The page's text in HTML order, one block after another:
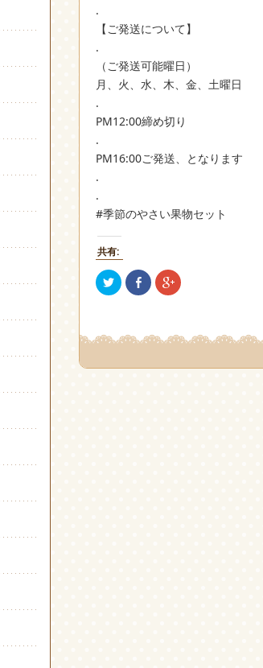
.
【ご発送について】
.
（ご発送可能曜日）
月、火、水、木、金、土曜日
.
PM12:00締め切り
.
PM16:00ご発送、となります
.
.
#季節のやさい果物セット
共有:
ク
リ
Twitter
有
Facebook
で
い
ン
ク
リ
Google+
有